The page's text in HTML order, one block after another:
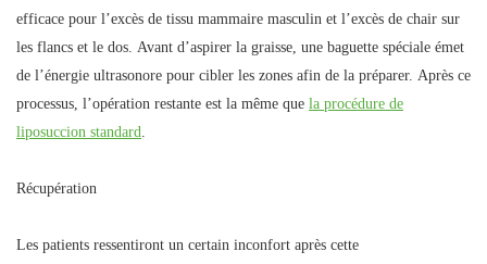
efficace pour l’excès de tissu mammaire masculin et l’excès de chair sur
les flancs et le dos. Avant d’aspirer la graisse, une baguette spéciale émet
de l’énergie ultrasonore pour cibler les zones afin de la préparer. Après ce
processus, l’opération restante est la même que la procédure de
liposuccion standard.
Récupération
Les patients ressentiront un certain inconfort après cette